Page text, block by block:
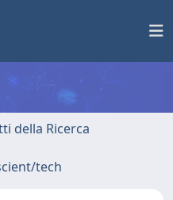
della Ricerca
tech